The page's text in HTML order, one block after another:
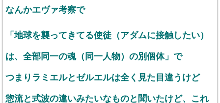
なんかエヴァ考察で
「地球を襲ってきてる使徒（アダムに接触したい）
は、全部同一の魂（同一人物）の別個体」で
つまりラミエルとゼルエルは全く見た目違うけど
惣流と式波の違いみたいなものと聞いたけど、これ